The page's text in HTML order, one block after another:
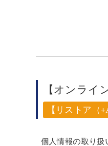
【オンライ
【リストア（
個人情報の取り扱